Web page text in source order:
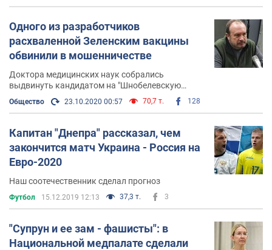
Одного из разработчиков
расхваленной Зеленским вакцины
обвинили в мошенничестве
Доктора медицинских наук собрались
выдвинуть кандидатом на "Шнобелевскую
Общество 23.10.2020 00:57 70,7 т. 128
Капитан "Днепра" рассказал, чем
закончится матч Украина - Россия на
Евро-2020
Наш соотечественник сделал прогноз
Футбол 15.12.2019 12:13 37,3 т. 3
"Супрун и ее зам - фашисты": в
Национальной медпалате сделали